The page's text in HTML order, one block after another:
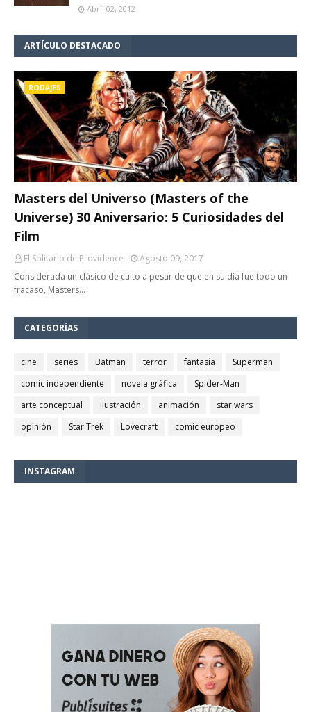
Abril 02, 2012
ARTÍCULO DESTACADO
RODAJES
Masters del Universo (Masters of the
Universe) 30 Aniversario: 5 Curiosidades del
Film
El Solitario de Providence
Agosto 09, 2017
Considerada un clásico de culto a pesar de que en su día fue todo un
fracaso, Masters…
CATEGORÍAS
cine series Batman terror fantasía
Superman
comic independiente
novela gráfica
Spider-Man
arte conceptual
ilustración animación
star wars
opinión
Star Trek Lovecraft comic europeo
INSTAGRAM